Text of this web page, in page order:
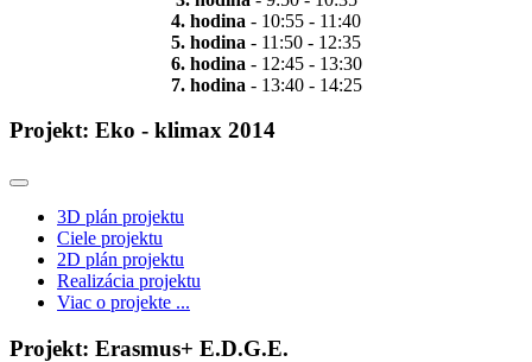
4. hodina - 10:55 - 11:40
5. hodina - 11:50 - 12:35
6. hodina - 12:45 - 13:30
7. hodina - 13:40 - 14:25
Projekt: Eko - klimax 2014
3D plán projektu
Ciele projektu
2D plán projektu
Realizácia projektu
Viac o projekte ...
Projekt: Erasmus+ E.D.G.E.